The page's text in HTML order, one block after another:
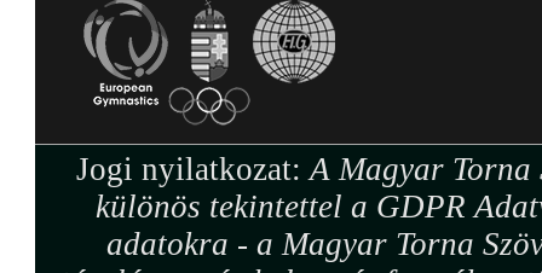
Jogi nyilatkozat:A Magyar Torna
különös tekintettel a GDPR
adatokra - a Magyar Torna